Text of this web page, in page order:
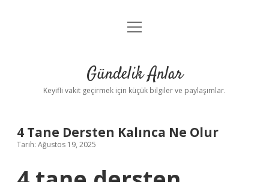
Anasayfa
Yasal Uyarı
menüyü
Gündelik Anlar
Keyifli vakit geçirmek için küçük bilgiler ve paylaşımlar.
4 Tane Dersten Kalınca Ne Olur
Tarih: Ağustos 19, 2025